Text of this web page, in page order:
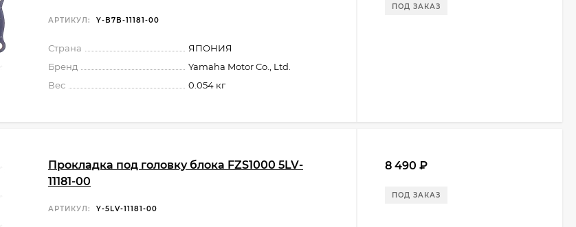
АРТИКУЛ: Y-B7B-11181-00
Страна
ЯПОНИЯ
Бренд
Yamaha Motor Co., Ltd.
Вес
0.054 кг
ПОД ЗАКАЗ
Прокладка под головку блока FZS1000 5LV-
11181-00
АРТИКУЛ: Y-5LV-11181-00
8 490 ₽
ПОД ЗАКАЗ